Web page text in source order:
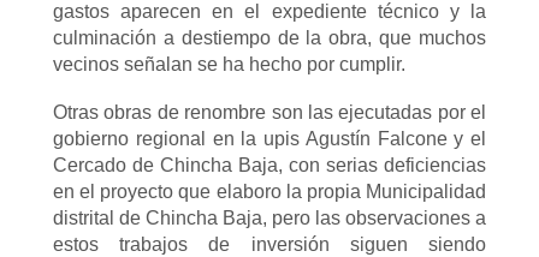
gastos aparecen en el expediente técnico y la
culminación a destiempo de la obra, que muchos
vecinos señalan se ha hecho por cumplir.
Otras obras de renombre son las ejecutadas por el
gobierno regional en la upis Agustín Falcone y el
Cercado de Chincha Baja, con serias deficiencias
en el proyecto que elaboro la propia Municipalidad
distrital de Chincha Baja, pero las observaciones a
estos trabajos de inversión siguen siendo